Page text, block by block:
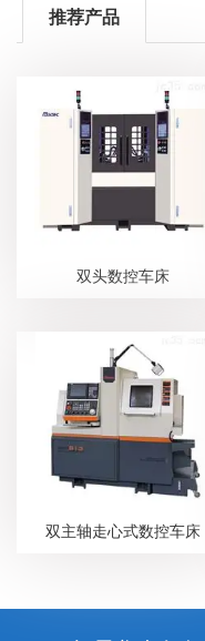
推荐产品
双头数控车床
双主轴走心式数控车床